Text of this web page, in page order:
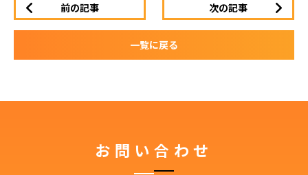
前の記事 次の記事
一覧に戻る
お問い合わせ